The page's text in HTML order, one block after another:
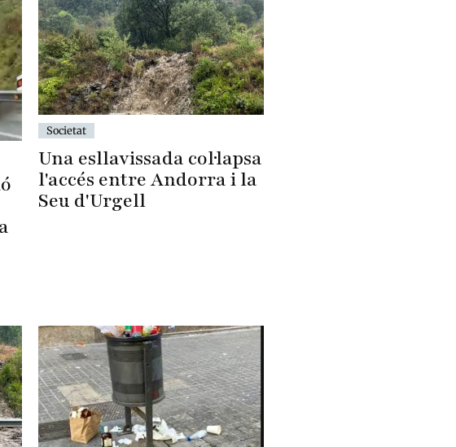
Societat
Una esllavissada col·lapsa
l'accés entre Andorra i la
Seu d'Urgell